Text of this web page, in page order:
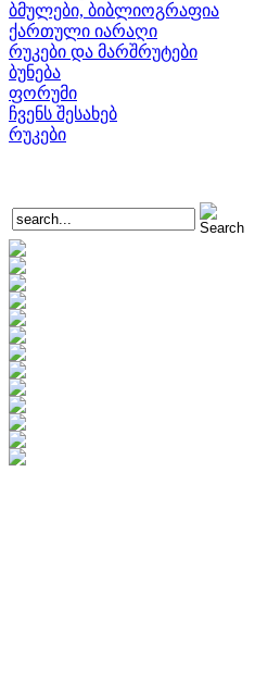
ბმულები, ბიბლიოგრაფია
ქართული იარაღი
რუკები და მარშრუტები
ბუნება
ფორუმი
ჩვენს შესახებ
რუკები